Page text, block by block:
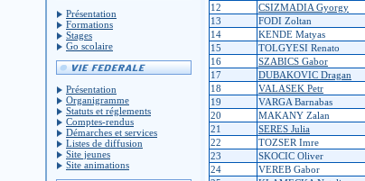
Présentation
Formations
Stages
Go scolaire
Présentation
Organigramme
Statuts et réglements
Comptes-rendus
Démarches et services
Listes de diffusion
Site jeunes
Site animations
12
CSIZMADIA Gyorgy
13
FODI Zoltan
14
KENDE Matyas
15
TOLGYESI Renato
16
SZABICS Gabor
17
DUBAKOVIC Dragan
18
VALASEK Petr
19
VARGA Barnabas
20
MAKANY Zalan
21
SERES Julia
22
TOZSER Imre
23
SKOCIC Oliver
24
VEREB Gabor